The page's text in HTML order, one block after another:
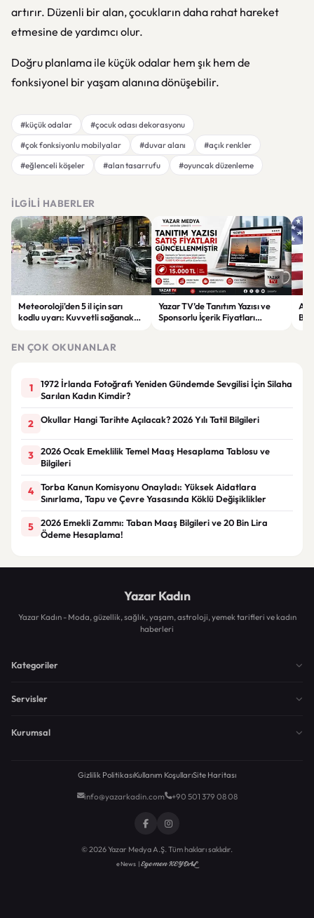
artırır. Düzenli bir alan, çocukların daha rahat hareket
etmesine de yardımcı olur.
Doğru planlama ile küçük odalar hem şık hem de
fonksiyonel bir yaşam alanına dönüşebilir.
#küçük odalar
#çocuk odası dekorasyonu
#çok fonksiyonlu mobilyalar
#duvar alanı
#açık renkler
#eğlenceli köşeler
#alan tasarrufu #oyuncak düzenleme
İLGILI HABERLER
Meteoroloji'den 5 il için sarı
kodlu uyarı: Kuvvetli sağanak
Yazar TV’de Tanıtım Yazısı ve
Sponsorlu İçerik Fiyatları
EN ÇOK OKUNANLAR
1
1972 İrlanda Fotoğrafı Yeniden Gündemde Sevgilisi İçin Silaha
Sarılan Kadın Kimdir?
2 Okullar Hangi Tarihte Açılacak? 2026 Yılı Tatil Bilgileri
3
2026 Ocak Emeklilik Temel Maaş Hesaplama Tablosu ve
Bilgileri
4
Torba Kanun Komisyonu Onayladı: Yüksek Aidatlara
Sınırlama, Tapu ve Çevre Yasasında Köklü Değişiklikler
5
2026 Emekli Zammı: Taban Maaş Bilgileri ve 20 Bin Lira
Ödeme Hesaplama!
Yazar Kadın
Yazar Kadın - Moda, güzellik, sağlık, yaşam, astroloji, yemek tarifleri ve kadın
haberleri
Kategoriler
Servisler
Kurumsal
Gizlilik PolitikasıKullanım KoşullarıSite Haritası
info@yazarkadin.com +90 501 379 08 08
© 2026 Yazar Medya A.Ş. Tüm hakları saklıdır.
eNews |Egemen KEYDAL